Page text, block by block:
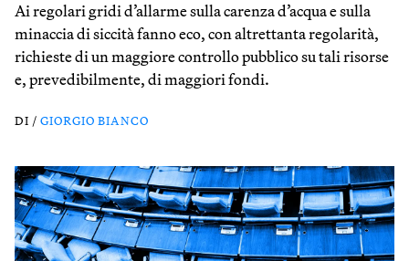
Ai regolari gridi d’allarme sulla carenza d’acqua e sulla
minaccia di siccità fanno eco, con altrettanta regolarità,
richieste di un maggiore controllo pubblico su tali risorse
e, prevedibilmente, di maggiori fondi.
DI / GIORGIO BIANCO